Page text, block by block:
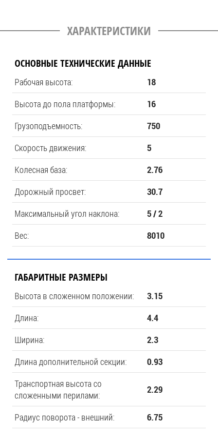
ХАРАКТЕРИСТИКИ
ОСНОВНЫЕ ТЕХНИЧЕСКИЕ ДАННЫЕ
Рабочая высота: 18
Высота до пола платформы: 16
Грузоподъемность: 750
Скорость движения: 5
Колесная база: 2.76
Дорожный просвет: 30.7
Максимальный угол наклона: 5 / 2
Вес: 8010
ГАБАРИТНЫЕ РАЗМЕРЫ
Высота в сложенном положении: 3.15
Длина: 4.4
Ширина: 2.3
Длина дополнительной секции: 0.93
Транспортная высота со
сложенными перилами:
2.29
Радиус поворота - внешний: 6.75